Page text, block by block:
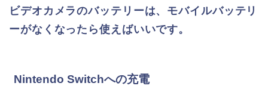
ビデオカメラのバッテリーは、モバイルバッテリ
ーがなくなったら使えばいいです。
Nintendo Switchへの充電